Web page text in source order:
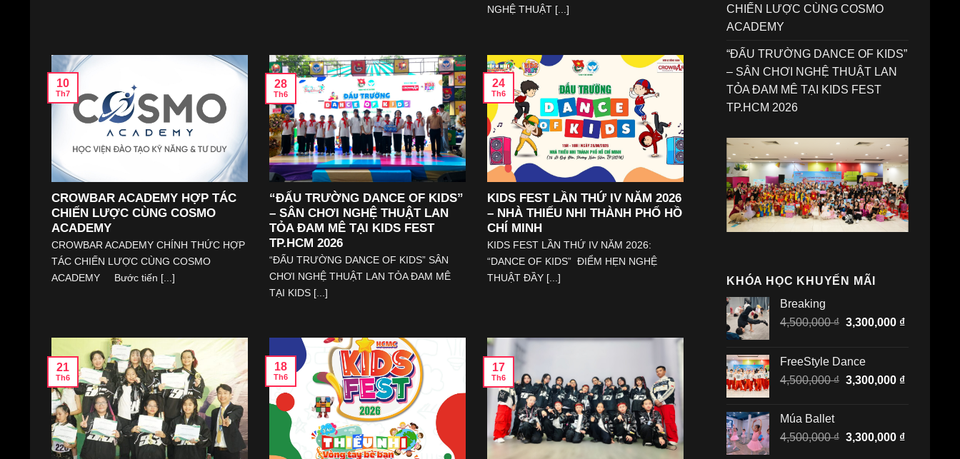
NGHỆ THUẬT [...]
CROWBAR ACADEMY HỢP TÁC
CHIẾN LƯỢC CÙNG COSMO
ACADEMY
CROWBAR ACADEMY CHÍNH THỨC HỢP
TÁC CHIẾN LƯỢC CÙNG COSMO
ACADEMY Bước tiến [...]
10
Th7
“ĐẤU TRƯỜNG DANCE OF KIDS”
– SÂN CHƠI NGHỆ THUẬT LAN
TỎA ĐAM MÊ TẠI KIDS FEST
TP.HCM 2026
“ĐẤU TRƯỜNG DANCE OF KIDS” SÂN
CHƠI NGHỆ THUẬT LAN TỎA ĐAM MÊ
TẠI KIDS [...]
28
Th6
KIDS FEST LẦN THỨ IV NĂM 2026
– NHÀ THIẾU NHI THÀNH PHỐ HỒ
CHÍ MINH
KIDS FEST LẦN THỨ IV NĂM 2026:
“DANCE OF KIDS” ĐIỂM HẸN NGHỆ
THUẬT ĐẦY [...]
24
Th6
21
Th6
18
Th6
17
Th6
CHIẾN LƯỢC CÙNG COSMO
ACADEMY
“ĐẤU TRƯỜNG DANCE OF KIDS”
– SÂN CHƠI NGHỆ THUẬT LAN
TỎA ĐAM MÊ TẠI KIDS FEST
TP.HCM 2026
KHÓA HỌC KHUYẾN MÃI
Breaking
4,500,000₫ Giá
4,500,000 ₫.
3,300,000 ₫Giá
3,300,000
FreeStyle Dance
4,500,000₫ Giá
3,300,000 ₫Giá
3,300,000
Múa Ballet
4,500,000₫ Giá
3,300,000 ₫Giá